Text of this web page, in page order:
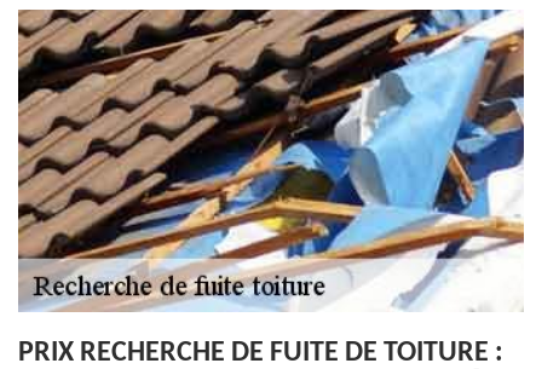
PRIX RECHERCHE DE FUITE DE TOITURE :